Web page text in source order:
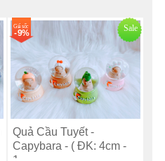
Sale
Giá sốc
- 9%
Quả Cầu Tuyết -
Capybara - ( ĐK: 4cm -